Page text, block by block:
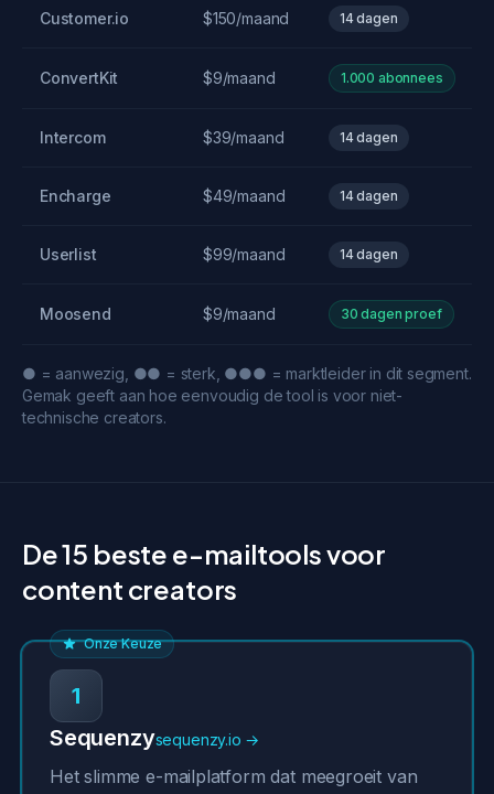
Customer.io $150/maand 14 dagen
ConvertKit $9/maand 1.000 abonnees
Intercom $39/maand 14 dagen
Encharge $49/maand 14 dagen
Userlist $99/maand 14 dagen
Moosend $9/maand 30 dagen proef
● = aanwezig, ●● = sterk, ●●● = marktleider in dit segment.
Gemak geeft aan hoe eenvoudig de tool is voor niet-
technische creators.
De 15 beste e-mailtools voor
content creators
Onze Keuze
1
Sequenzysequenzy.io →
Het slimme e-mailplatform dat meegroeit van